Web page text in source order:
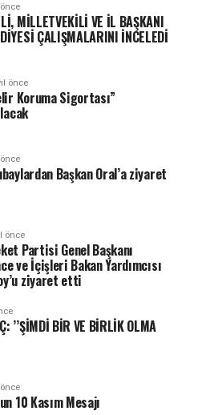
MİLLETVEKİLİ VE İL BAŞKANI
ÇALIŞMALARINI İNCELEDİ
önce
Koruma Sigortası”
Başkan Oral’a ziyaret
önce
Partisi Genel Başkanı
ve İçişleri Bakan Yardımcısı
ziyaret etti
’’ŞİMDİ BİR VE BİRLİK OLMA
önce
10 Kasım Mesajı